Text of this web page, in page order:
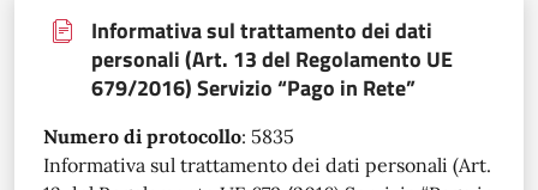
Informativa sul trattamento dei dati
personali (Art. 13 del Regolamento UE
679/2016) Servizio “Pago in Rete”
Numero di protocollo: 5835
Informativa sul trattamento dei dati personali (Art.